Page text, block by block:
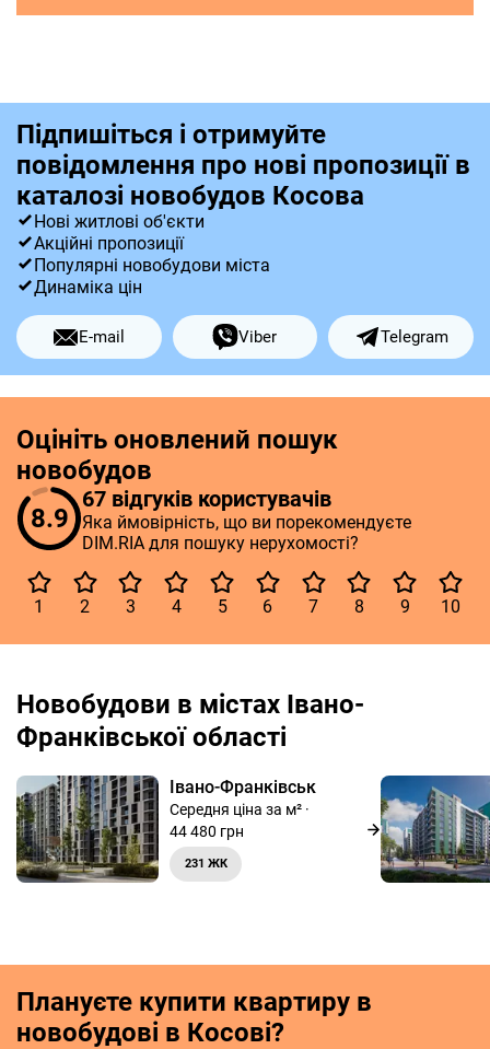
Підпишіться і отримуйте
повідомлення про нові пропозиції в
каталозі новобудов Косова
Нові житлові об'єкти
Акційні пропозиції
Популярні новобудови міста
Динаміка цін
E-mail Viber Telegram
Оцініть оновлений пошук
новобудов
8.9
67 відгуків користувачів
Яка ймовірність, що ви порекомендуєте
DIM.RIA для пошуку нерухомості?
1 2 3 4 5 6 7 8 9 10
Новобудови в містах Івано-
Франківської області
Івано-Франківськ
Середня ціна за м² ·
44 480 грн
231 ЖК
Плануєте купити квартиру в
новобудові в Косові?